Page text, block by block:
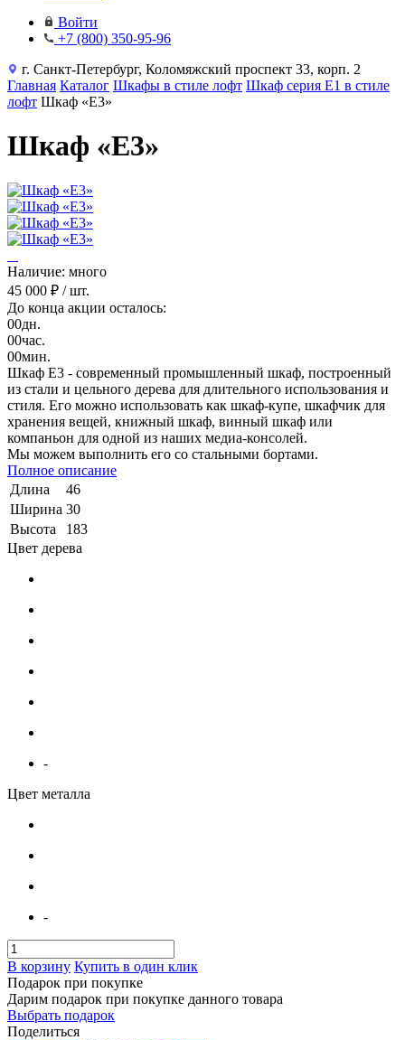
Войти
+7 (800) 350-95-96
г. Санкт-Петербург, Коломяжский проспект 33, корп. 2
Главная Каталог Шкафы в стиле лофт Шкаф серия Е1 в стиле
лофт Шкаф «Е3»
Шкаф «Е3»
Наличие: много
45 000 ₽ / шт.
До конца акции осталось:
00дн.
00час.
00мин.
Шкаф Е3 - современный промышленный шкаф, построенный
из стали и цельного дерева для длительного использования и
стиля. Его можно использовать как шкаф-купе, шкафчик для
хранения вещей, книжный шкаф, винный шкаф или
компаньон для одной из наших медиа-консолей.
Мы можем выполнить его со стальными бортами.
Полное описание
Длина
46
Ширина 30
Высота
183
Цвет дерева
-
Цвет металла
-
В корзину Купить в один клик
Подарок при покупке
Дарим подарок при покупке данного товара
Выбрать подарок
Поделиться